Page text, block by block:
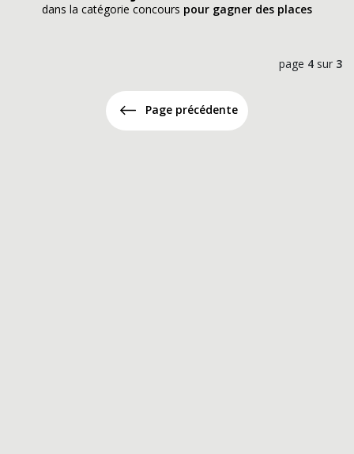
dans la catégorie concours pour gagner des places
page 4 sur 3
Page précédente